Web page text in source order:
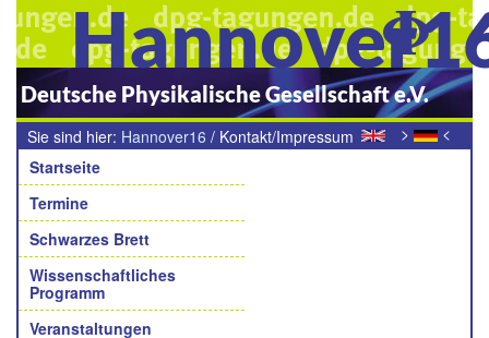
Deutsche Physikalische Gesellschaft e.V.
> <
Sie sind hier: Hannover16 / Kontakt/Impressum
Navigation
Startseite
Termine
Schwarzes Brett
Wissenschaftliches
Programm
Veranstaltungen